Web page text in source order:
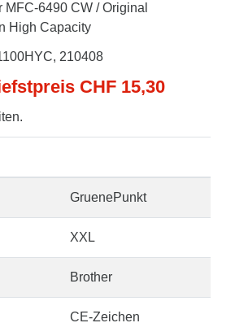
MFC-6490 CW / Original
High Capacity
210408
CHF 15,30
GruenePunkt
XXL
Brother
CE-Zeichen